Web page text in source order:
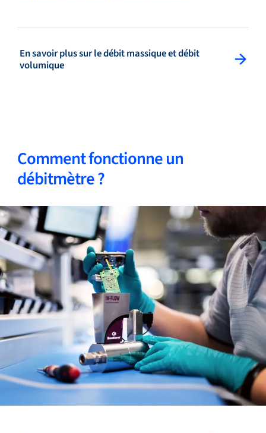
En savoir plus sur le débit massique et débit
volumique: Splitview Button
Comment fonctionne un
débitmètre ?